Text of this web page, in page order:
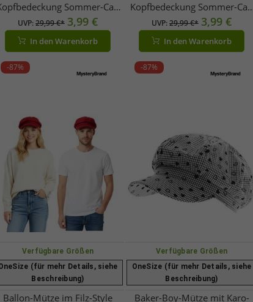
Sommer-Cap
Mütze 4606M K248137
Braun
UVP:29,99 €* 3,99 €
In den Warenkorb
Kopfbedeckung Sommer-Cap
Schirm-Mütze 4606M K248137
Beige
UVP:29,99 €* 3,99 €
In den Warenkorb
-87%
Verfügbare Größen
(für mehr Details, siehe
Beschreibung)
Ballon-Mütze im Filz-Style
-87%
Verfügbare Größen
OneSize (für mehr Details, siehe
Beschreibung)
Baker-Boy-Mütze mit Karo-